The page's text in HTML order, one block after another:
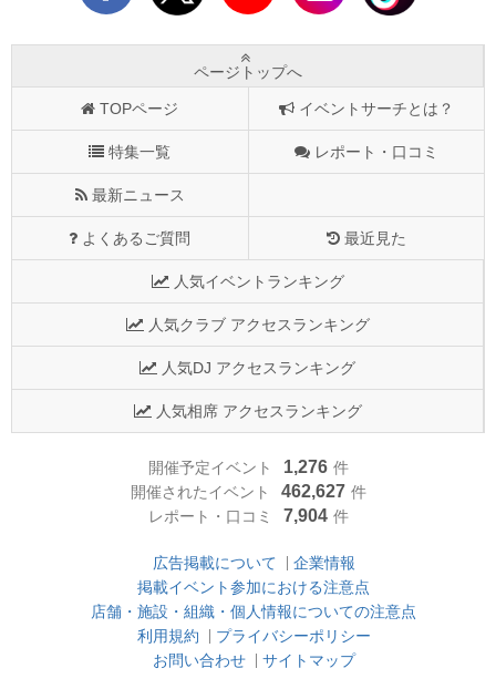
ページトップへ
TOPページ イベントサーチとは？
特集一覧 レポート・口コミ
最新ニュース
よくあるご質問 最近見た
人気イベントランキング
人気クラブ アクセスランキング
人気DJ アクセスランキング
人気相席 アクセスランキング
開催予定イベント 1,276 件
開催されたイベント
462,627 件
レポート・口コミ
7,904 件
広告掲載について
企業情報
掲載イベント参加における注意点
店舗・施設・組織・個人情報についての注意点
利用規約
プライバシーポリシー
お問い合わせ
サイトマップ